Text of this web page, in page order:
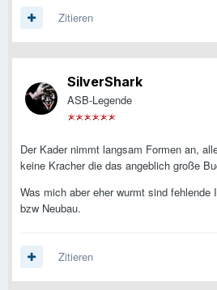
Zitieren
SilverShark
ASB-Legende
Der Kader nimmt langsam Formen an,
keine Kracher die das angeblich große
Was mich aber eher wurmt sind
bzw Neubau.
Zitieren